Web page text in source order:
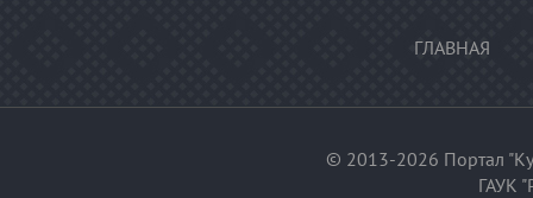
ГЛАВНАЯ
© 2013-2026 Портал
ГАУК